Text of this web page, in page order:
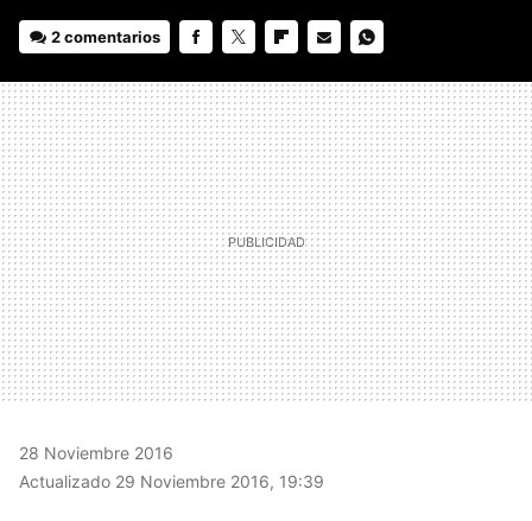
2 comentarios
MAIL
28 Noviembre 2016
Actualizado 29 Noviembre 2016, 19:39